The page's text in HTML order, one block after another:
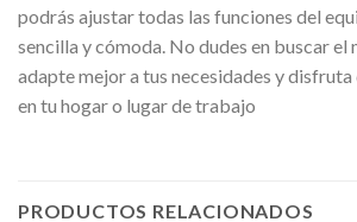
podrás ajustar todas las funciones del
sencilla y cómoda. No dudes en buscar el
adapte mejor a tus necesidades y
en tu hogar o lugar de trabajo
PRODUCTOS RELACIONADOS